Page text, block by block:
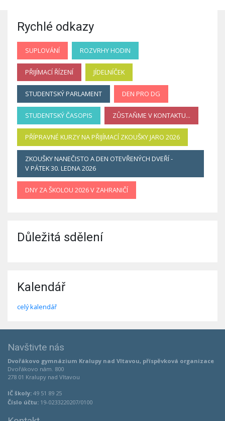
Rychlé odkazy
SUPLOVÁNÍ ROZVRHY HODIN
PŘIJÍMACÍ ŘÍZENÍ JÍDELNÍČEK
STUDENTSKÝ PARLAMENT DEN PRO DG
STUDENTSKÝ ČASOPIS ZŮSTAŇME V KONTAKTU...
PŘÍPRAVNÉ KURZY NA PŘIJÍMACÍ ZKOUŠKY JARO 2026
ZKOUŠKY NANEČISTO A DEN OTEVŘENÝCH DVEŘÍ -
V PÁTEK 30. LEDNA 2026
DNY ZA ŠKOLOU 2026 V ZAHRANIČÍ
Důležitá sdělení
Kalendář
celý kalendář
Navštivte nás
Dvořákovo gymnázium Kralupy nad Vltavou, příspěvková organizace
Dvořákovo nám. 800
278 01 Kralupy nad Vltavou
IČ školy: 49 51 89 25
Číslo účtu: 19-0233220207/0100